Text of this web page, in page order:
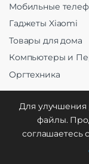
Мобильные
Гаджеты Xiaomi
Товары для дома
Компьютеры и
Оргтехника
Создание и
Для улучшения
файлы.
соглашаетесь с